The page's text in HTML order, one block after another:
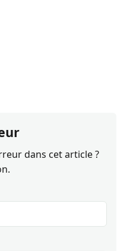
dans cet article ?